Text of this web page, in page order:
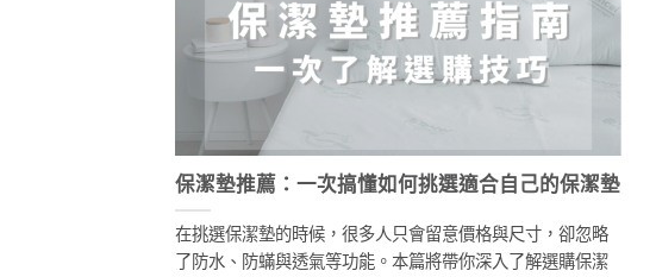
保潔墊推薦：一次搞懂如何挑選適合自己的保潔墊
在挑選保潔墊的時候，很多人只會留意價格與尺寸，卻忽略
了防水、防蟎與透氣等功能。本篇將帶你深入了解選購保潔